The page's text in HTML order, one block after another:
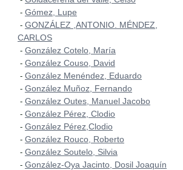
- Gómez, Lupe
- GONZÁLEZ ,ANTONIO. MÉNDEZ,
CARLOS
- González Cotelo, María
- González Couso, David
- González Menéndez, Eduardo
- González Muñoz, Fernando
- González Outes, Manuel Jacobo
- González Pérez, Clodio
- González Pérez,Clodio
- González Rouco, Roberto
- González Soutelo, Silvia
- González-Oya Jacinto, Dosil Joaquín